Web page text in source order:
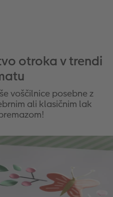
otroka v trendi
voščilnice posebne z
ali klasičnim lak